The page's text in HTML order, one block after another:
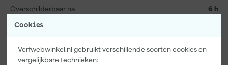
Cookies
Verfwebwinkel.nl gebruikt verschillende soorten cookies en
vergelijkbare technieken:
Overschilderbaar na 6 h
Documenten